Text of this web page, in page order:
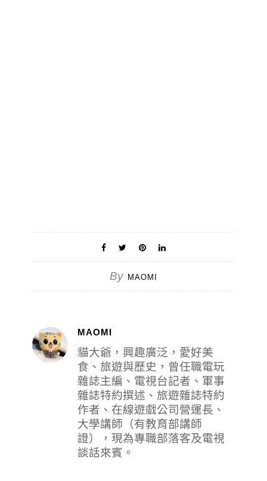
By MAOMI
MAOMI
貓大爺，興趣廣泛，愛好美
食、旅遊與歷史，曾任職電玩
雜誌主編、電視台記者、軍事
雜誌特約撰述、旅遊雜誌特約
作者、在線遊戲公司營運長、
大學講師（有教育部講師
證），現為專職部落客及電視
談話來賓。